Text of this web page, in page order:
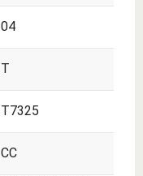
04
T
T7325
CC